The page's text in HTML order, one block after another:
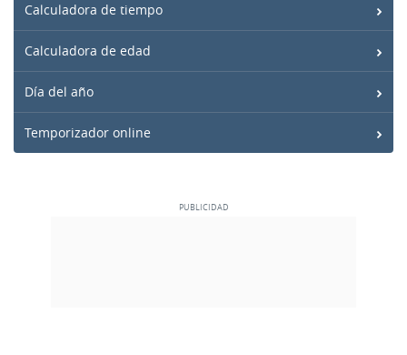
Calculadora de tiempo
Calculadora de edad
Día del año
Temporizador online